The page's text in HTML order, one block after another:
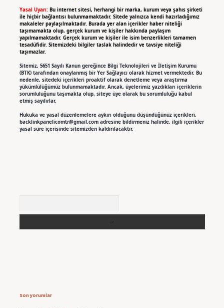
Yasal Uyarı: Bu internet sitesi, herhangi bir marka, kurum veya şahıs şirketi
ile hiçbir bağlantısı bulunmamaktadır. Sitede yalnızca kendi hazırladığımız
makaleler paylaşılmaktadır. Burada yer alan içerikler haber niteliği
taşımamakta olup, gerçek kurum ve kişiler hakkında paylaşım
yapılmamaktadır. Gerçek kurum ve kişiler ile isim benzerlikleri tamamen
tesadüfidir. Sitemizdeki bilgiler taslak halindedir ve tavsiye niteliği
taşımazlar.
Sitemiz, 5651 Sayılı Kanun gereğince Bilgi Teknolojileri ve İletişim Kurumu
(BTK) tarafından onaylanmış bir Yer Sağlayıcı olarak hizmet vermektedir. Bu
nedenle, sitedeki içerikleri proaktif olarak denetleme veya araştırma
yükümlülüğümüz bulunmamaktadır. Ancak, üyelerimiz yazdıkları içeriklerin
sorumluluğunu taşımakta olup, siteye üye olarak bu sorumluluğu kabul
etmiş sayılırlar.
Hukuka ve yasal düzenlemelere aykırı olduğunu düşündüğünüz içerikleri,
backlinkpanelicomtr@gmail.comadresine bildirmeniz halinde, ilgili içerikler
yasal süre içerisinde sitemizden kaldırılacaktır.
Son yorumlar